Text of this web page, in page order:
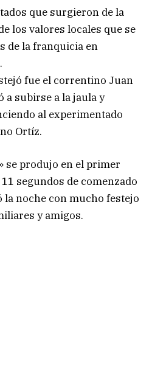
que surgieron de la
los valores locales que se
de la franquicia en
fue el correntino Juan
a subirse a la jaula y
al experimentado
Ortíz.
se produjo en el primer
segundos de comenzado
la noche con mucho festejo
y amigos.